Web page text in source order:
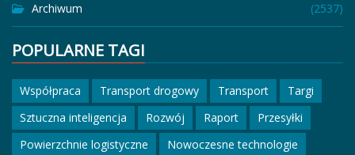
Archiwum (2537)
POPULARNE TAGI
Współpraca Transport drogowy Transport
Targi
Sztuczna inteligencja
Rozwój Raport
Przesyłki
Powierzchnie logistyczne
Nowoczesne technologie